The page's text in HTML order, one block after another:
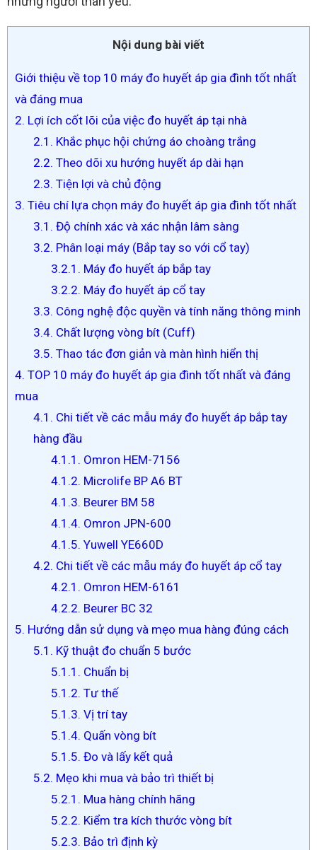
Nội dung bài viết
Giới thiệu về top 10 máy đo huyết áp gia đình tốt nhất
và đáng mua
2. Lợi ích cốt lõi của việc đo huyết áp tại nhà
2.1. Khắc phục hội chứng áo choàng trắng
2.2. Theo dõi xu hướng huyết áp dài hạn
2.3. Tiện lợi và chủ động
3. Tiêu chí lựa chọn máy đo huyết áp gia đình tốt nhất
3.1. Độ chính xác và xác nhận lâm sàng
3.2. Phân loại máy (Bắp tay so với cổ tay)
3.2.1. Máy đo huyết áp bắp tay
3.2.2. Máy đo huyết áp cổ tay
3.3. Công nghệ độc quyền và tính năng thông minh
3.4. Chất lượng vòng bít (Cuff)
3.5. Thao tác đơn giản và màn hình hiển thị
4. TOP 10 máy đo huyết áp gia đình tốt nhất và đáng
mua
4.1. Chi tiết về các mẫu máy đo huyết áp bắp tay
hàng đầu
4.1.1. Omron HEM-7156
4.1.2. Microlife BP A6 BT
4.1.3. Beurer BM 58
4.1.4. Omron JPN-600
4.1.5. Yuwell YE660D
4.2. Chi tiết về các mẫu máy đo huyết áp cổ tay
4.2.1. Omron HEM-6161
4.2.2. Beurer BC 32
5. Hướng dẫn sử dụng và mẹo mua hàng đúng cách
5.1. Kỹ thuật đo chuẩn 5 bước
5.1.1. Chuẩn bị
5.1.2. Tư thế
5.1.3. Vị trí tay
5.1.4. Quấn vòng bít
5.1.5. Đo và lấy kết quả
5.2. Mẹo khi mua và bảo trì thiết bị
5.2.1. Mua hàng chính hãng
5.2.2. Kiểm tra kích thước vòng bít
5.2.3. Bảo trì định kỳ